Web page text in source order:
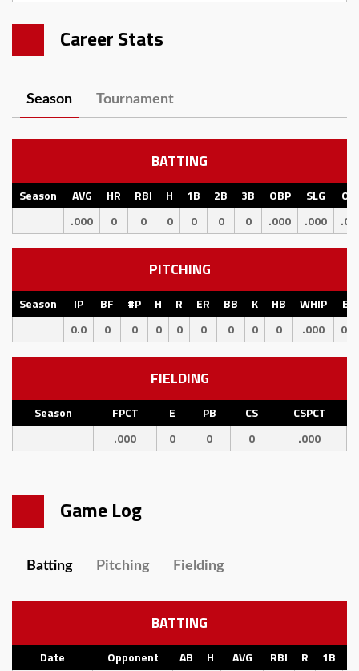
Career Stats
Season Tournament
BATTING
Season AVG HR RBI H 1B 2B 3B OBP SLG
.000
0 0 0 0 0 0 .000 .000
PITCHING
Season IP BF #P H R ER BB K HB WHIP
0.0
0 0 0 0 0 0 0 0 .000
FIELDING
Season FPCT E PB CS
CSPCT
.000
0 0 0 .000
Game Log
Batting Pitching Fielding
BATTING
Date Opponent AB H AVG RBI R 1B